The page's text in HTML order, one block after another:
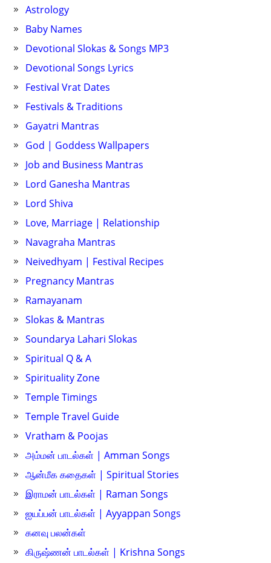
Astrology
Baby Names
Devotional Slokas & Songs MP3
Devotional Songs Lyrics
Festival Vrat Dates
Festivals & Traditions
Gayatri Mantras
God | Goddess Wallpapers
Job and Business Mantras
Lord Ganesha Mantras
Lord Shiva
Love, Marriage | Relationship
Navagraha Mantras
Neivedhyam | Festival Recipes
Pregnancy Mantras
Ramayanam
Slokas & Mantras
Soundarya Lahari Slokas
Spiritual Q & A
Spirituality Zone
Temple Timings
Temple Travel Guide
Vratham & Poojas
அம்மன் பாடல்கள் | Amman Songs
ஆன்மீக கதைகள் | Spiritual Stories
இராமன் பாடல்கள் | Raman Songs
ஐயப்பன் பாடல்கள் | Ayyappan Songs
கனவு பலன்கள்
கிருஷ்ணன் பாடல்கள் | Krishna Songs